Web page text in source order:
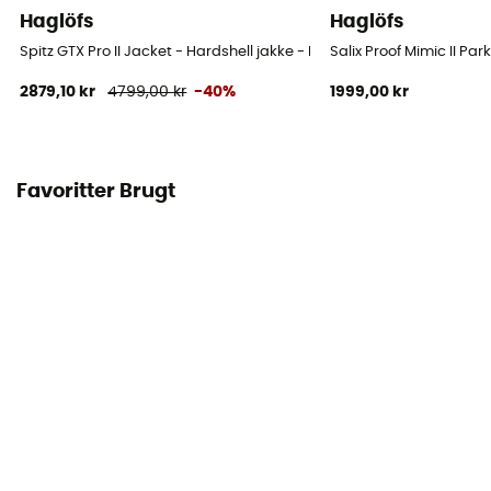
Haglöfs
Spitz GTX Pro II Jacket - Hardshell jakke - Damer
2879,10 kr 4799,00 kr -40%
Haglöfs
Salix Proof Mimic II
1999,00 kr
Favoritter Brugt